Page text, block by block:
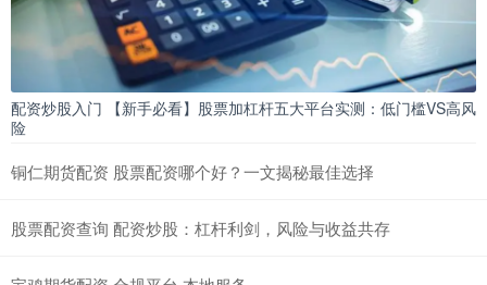
配资炒股入门 【新手必看】股票加杠杆五大平台实测：低门槛VS高风
险
铜仁期货配资 股票配资哪个好？一文揭秘最佳选择
股票配资查询 配资炒股：杠杆利剑，风险与收益共存